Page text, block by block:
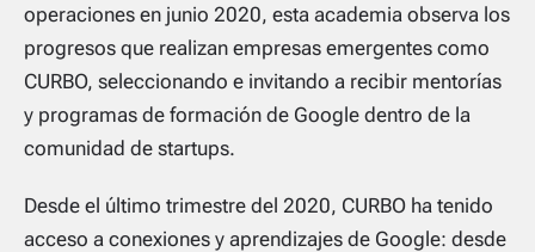
operaciones en junio 2020, esta academia observa los
progresos que realizan empresas emergentes como
CURBO, seleccionando e invitando a recibir mentorías
y programas de formación de Google dentro de la
comunidad de startups.
Desde el último trimestre del 2020, CURBO ha tenido
acceso a conexiones y aprendizajes de Google: desde